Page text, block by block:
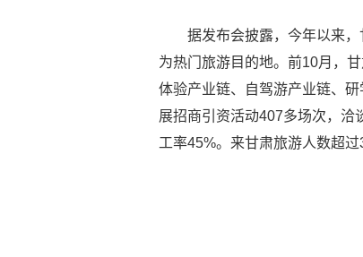
据发布会披露，今年以来
为热门旅游目的地。前10月，
体验产业链、自驾游产业链、
展招商引资活动407多场次，洽
工率45%。来甘肃旅游人数超